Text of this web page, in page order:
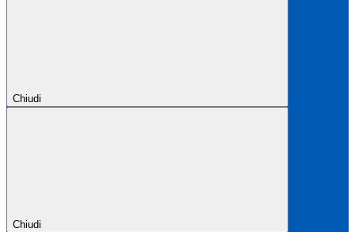
Chiudi
Chiudi